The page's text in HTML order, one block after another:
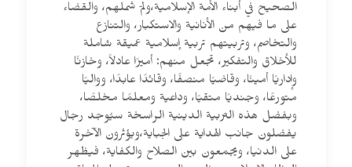
الصحيح في أبناء الأمة الإسلامية،ولمّ شملهم، والقضاء
على ما فيهم من الأنانية والاستكبار، والتنازع
والتخاصم، وتربيتهم تربية إسلامية عميقة شاملة
للأخلاق والتفكير، تجعل منهم: أميرًا عادلاً، وخازنًا
وإداريًا أمينًا، وقاضيًا منصفًا، وقائدًا عابدًا، وواليًا
متورعًا، وجنديًا متقيًا، وداعية ومعلمًا مخلصًا،
وبفضل هذه التربية الدينية الراسخة سيُوجد رجال
يفضلون جانب الهداية على الجباية،ويؤثرون الآخرة
على الدنيا، ويجمعون بين الصلاح والكفاية، فيظهر